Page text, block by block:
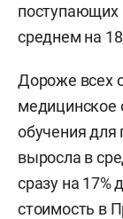
поступающих
среднем на
Дороже всех
медицинское
обучения для
выросла в
сразу на 17%
стоимость в